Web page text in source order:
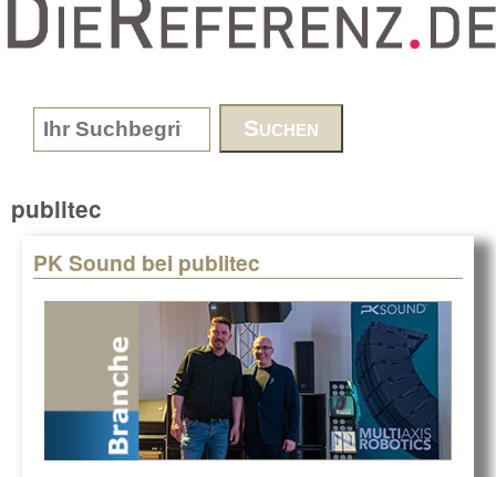
www.DieReferenz.de
Search form
publitec
PK Sound bei publitec
Pages